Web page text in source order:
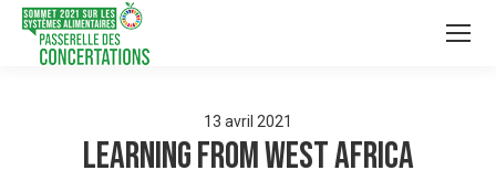
13 avril 2021
Learning from West Africa